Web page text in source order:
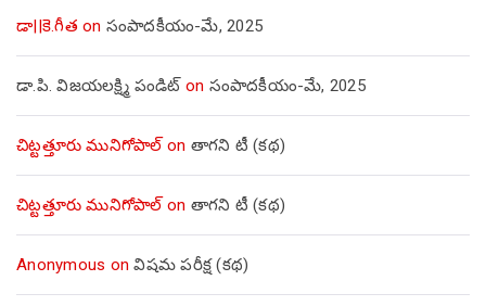
డా||కె.గీత on సంపాదకీయం-మే, 2025
డా.పి. విజయలక్ష్మి పండిట్ on సంపాదకీయం-మే, 2025
చిట్టత్తూరు మునిగోపాల్on తాగని టీ (కథ)
చిట్టత్తూరు మునిగోపాల్on తాగని టీ (కథ)
Anonymous onవిషమ పరీక్ష (క‌థ‌)